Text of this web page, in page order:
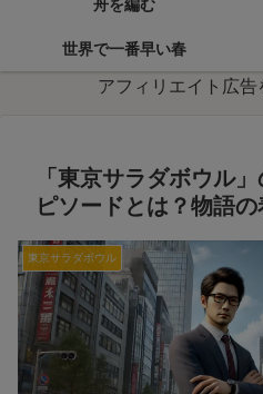
舟を編む
世界で一番早い春
アフィリエイト広
「東京サラダボウル
ピソードとは？物語
東京サラダボウル